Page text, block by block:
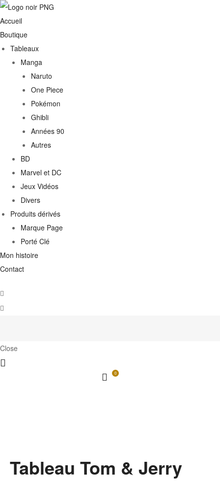
Accueil
Boutique
Tableaux
Manga
Naruto
One Piece
Pokémon
Ghibli
Années 90
Autres
BD
Marvel et DC
Jeux Vidéos
Divers
Produits dérivés
Marque Page
Porté Clé
Mon histoire
Contact
Close
0
Tableau Tom & Jerry